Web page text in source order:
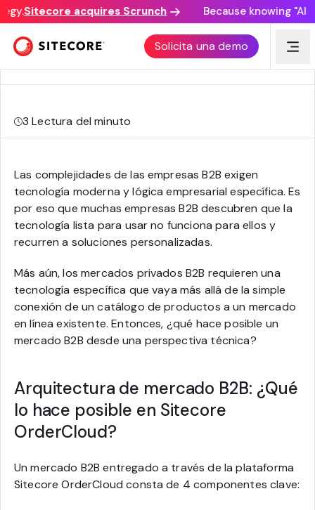
Sitecore acquires Scrunch Because knowing "AI
Solicita una demo
Arquitectura de mercado B2B: ¿Qué lo hace posible en
Sitecore® OrderCloud®?
3Lectura del minuto
Las complejidades de las empresas B2B exigen
tecnología moderna y lógica empresarial específica. Es
por eso que muchas empresas B2B descubren que la
tecnología lista para usar no funciona para ellos y
recurren a soluciones personalizadas.
Más aún, los mercados privados B2B requieren una
tecnología específica que vaya más allá de la simple
conexión de un catálogo de productos a un mercado
en línea existente. Entonces, ¿qué hace posible un
mercado B2B desde una perspectiva técnica?
Arquitectura de mercado B2B: ¿Qué
lo hace posible en Sitecore
OrderCloud?
Un mercado B2B entregado a través de la plataforma
Sitecore OrderCloud consta de 4 componentes clave: